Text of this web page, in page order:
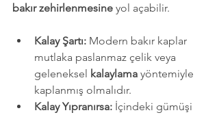
bakır zehirlenmesine yol açabilir.
Kalay Şartı: Modern bakır kaplar
mutlaka paslanmaz çelik veya
geleneksel kalaylama yöntemiyle
kaplanmış olmalıdır.
Kalay Yıpranırsa: İçindeki gümüşi